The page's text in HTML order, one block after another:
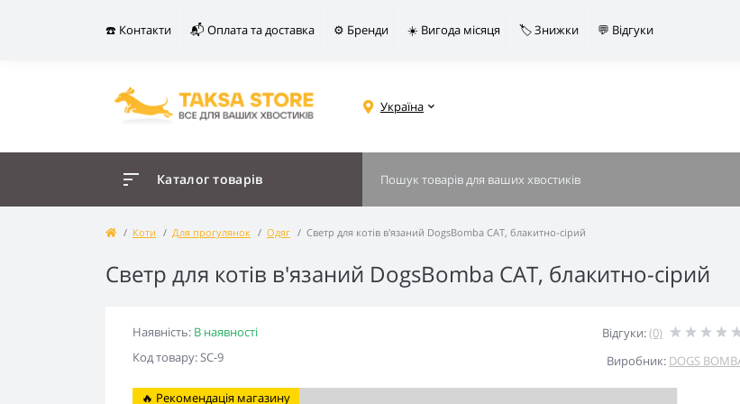
☎️ Контакти 📬 Оплата та доставка ⚙️ Бренди ☀️ Вигода місяця 🏷️ Знижки 💬 Відгуки
Україна
Каталог товарів
Коти Для прогулянок Одяг Светр для котiв в'язаний DogsBomba CAT, блакитно-сірий
Светр для котiв в'язаний DogsBomba CAT, блакитно-сірий
Наявність: В наявності
Код товару: SC-9
Відгуки:(0)
Виробник: DOGS
🔥 Рекомендація магазину